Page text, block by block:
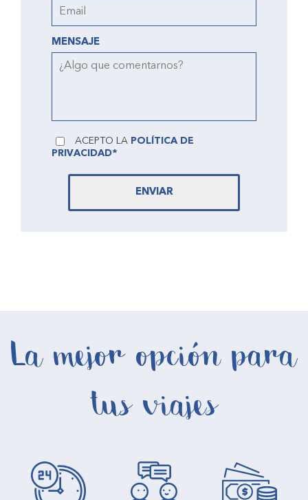
MENSAJE
ACEPTO LA POLÍTICA DE
PRIVACIDAD*
ENVIAR
La mejor opción para
tus viajes